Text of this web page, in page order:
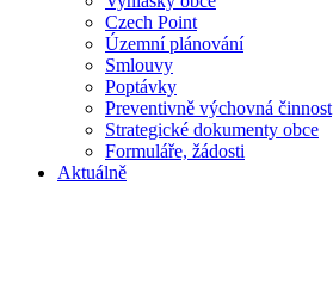
Czech Point
Územní plánování
Smlouvy
Poptávky
Preventivně výchovná činnost
Strategické dokumenty obce
Formuláře, žádosti
Aktuálně